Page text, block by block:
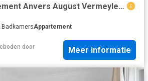
à vendre Appartement Anvers August Vermeylenlaan
BadkamersAppartement
door
Meer informatie